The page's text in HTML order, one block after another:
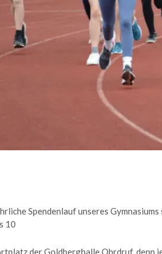
Spendenlauf unseres
10
der Goldberghalle Ohrdruf, denn